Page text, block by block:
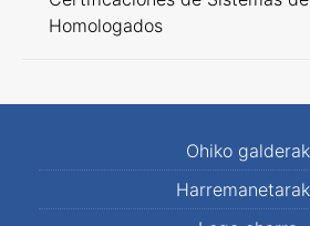
Homologados
Ohiko galderak